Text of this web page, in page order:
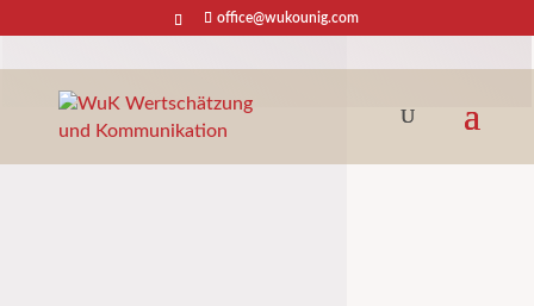
office@wukounig.com